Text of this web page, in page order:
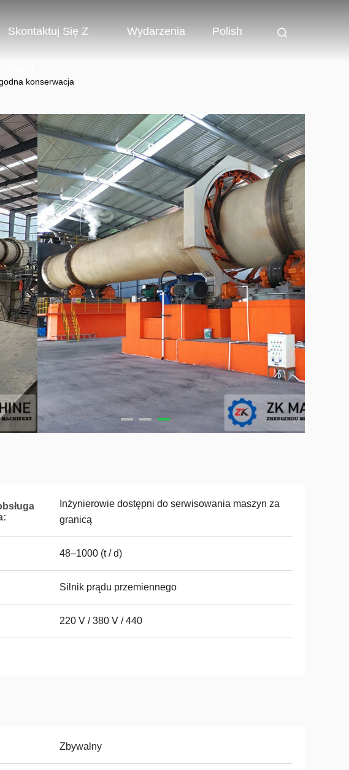
Skontaktuj Się Z Wydarzenia Polish
konserwacja
Inżynierowie dostępni do serwisowania maszyn za
granicą
48–1000 (t / d)
Silnik prądu przemiennego
220 V / 380 V / 440
Zbywalny